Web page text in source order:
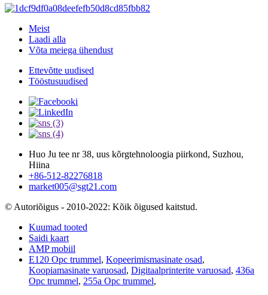
Meist
Laadi alla
Võta meiega ühendust
Ettevõtte uudised
Tööstusuudised
Huo Ju tee nr 38, uus kõrgtehnoloogia piirkond, Suzhou,
Hiina
+86-512-82276818
market005@sgt21.com
© Autoriõigus - 2010-2022: Kõik õigused kaitstud.
Kuumad tooted
Saidi kaart
AMP mobiil
E120 Opc trummel, Kopeerimismasinate osad,
Koopiamasinate varuosad, Digitaalprinterite varuosad, 436a
Opc trummel, 255a Opc trummel,